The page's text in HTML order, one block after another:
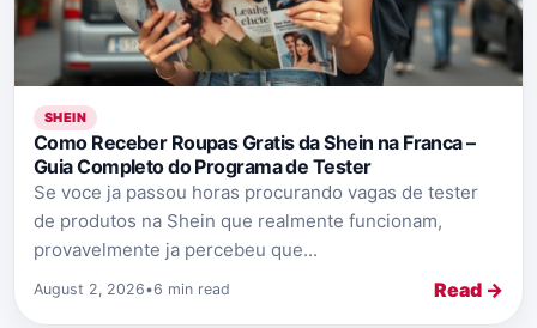
SHEIN
Como Receber Roupas Gratis da Shein na Franca –
Guia Completo do Programa de Tester
Se voce ja passou horas procurando vagas de tester
de produtos na Shein que realmente funcionam,
provavelmente ja percebeu que...
August 2, 2026•6 min read Read →